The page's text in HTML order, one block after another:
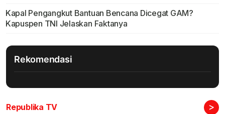
Kapal Pengangkut Bantuan Bencana Dicegat GAM?
Kapuspen TNI Jelaskan Faktanya
Rekomendasi
Republika TV >